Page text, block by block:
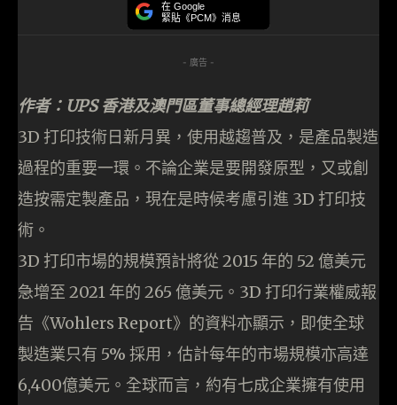
在 Google
緊貼《PCM》消息
- 廣告 -
作者：UPS 香港及澳門區董事總經理趙莉
3D 打印技術日新月異，使用越趨普及，是產品製造
過程的重要一環。不論企業是要開發原型，又或創
造按需定製產品，現在是時候考慮引進 3D 打印技
術。
3D 打印市場的規模預計將從 2015 年的 52 億美元
急增至 2021 年的 265 億美元。3D 打印行業權威報
告《Wohlers Report》的資料亦顯示，即使全球
製造業只有 5% 採用，估計每年的市場規模亦高達
6,400億美元。全球而言，約有七成企業擁有使用